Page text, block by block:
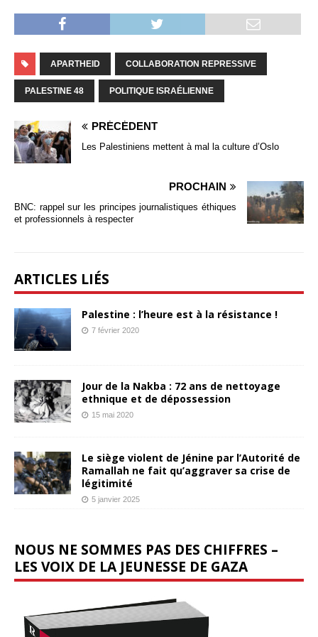
APARTHEID COLLABORATION REPRESSIVE
PALESTINE 48 POLITIQUE ISRAÉLIENNE
PRÉCÉDENT
Les Palestiniens mettent à mal la culture d’Oslo
PROCHAIN
BNC: rappel sur les principes journalistiques éthiques
et professionnels à respecter
ARTICLES LIÉS
Palestine : l’heure est à la résistance !
7 février 2020
Jour de la Nakba : 72 ans de nettoyage
ethnique et de dépossession
15 mai 2020
Le siège violent de Jénine par l’Autorité de
Ramallah ne fait qu’aggraver sa crise de
légitimité
5 janvier 2025
NOUS NE SOMMES PAS DES CHIFFRES –
LES VOIX DE LA JEUNESSE DE GAZA